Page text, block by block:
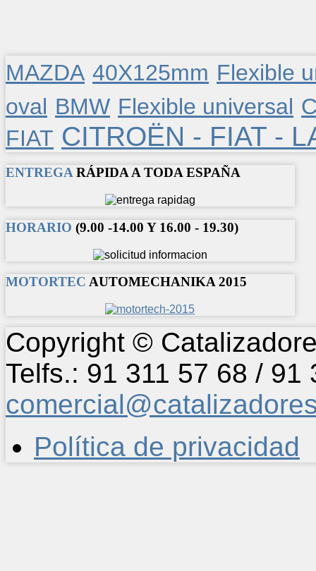
MAZDA 40X125mm Flexible
oval BMW Flexible universal
FIAT CITROËN - FIAT -
ENTREGARÁPIDA A TODA ESPAÑA
HORARIO (9.00 -14.00 Y 16.00 - 19.30)
MOTORTEC AUTOMECHANIKA 2015
Copyright ©
Telfs.: 91 311 57 68 /
Política de privacidad